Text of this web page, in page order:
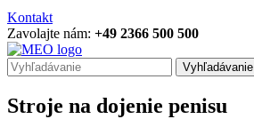
Kontakt
Zavolajte nám: +49 2366 500 500
Vyhľadávanie
Stroje na dojenie penisu